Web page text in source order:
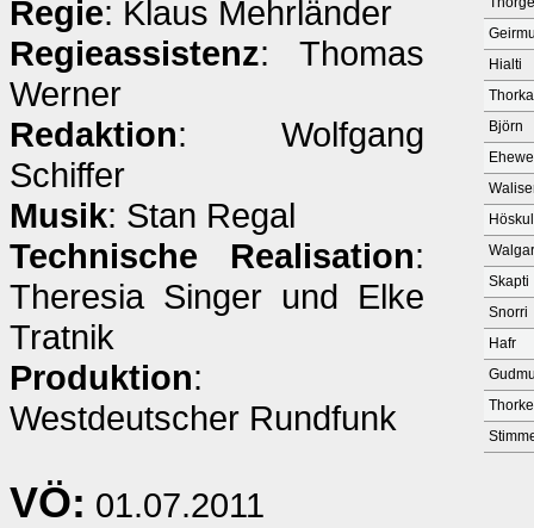
Regie: Klaus Mehrländer
Regieassistenz: Thomas
Werner
Redaktion: Wolfgang
Schiffer
Musik: Stan Regal
Technische Realisation:
Theresia Singer und Elke
Tratnik
Produktion:
Westdeutscher Rundfunk
VÖ: 01.07.2011
Hialti
Björn
Skapti
Snorri
Hafr